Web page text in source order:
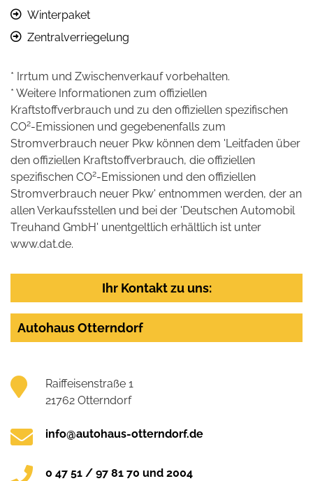
Winterpaket
Zentralverriegelung
* Irrtum und Zwischenverkauf vorbehalten.
* Weitere Informationen zum offiziellen
Kraftstoffverbrauch und zu den offiziellen spezifischen
CO2-Emissionen und gegebenenfalls zum
Stromverbrauch neuer Pkw können dem 'Leitfaden über
den offiziellen Kraftstoffverbrauch, die offiziellen
spezifischen CO2-Emissionen und den offiziellen
Stromverbrauch neuer Pkw' entnommen werden, der an
allen Verkaufsstellen und bei der 'Deutschen Automobil
Treuhand GmbH' unentgeltlich erhältlich ist unter
www.dat.de.
Ihr Kontakt zu uns:
Autohaus Otterndorf
Raiffeisenstraße 1
21762 Otterndorf
info@autohaus-otterndorf.de
0 47 51 / 97 81 70 und 2004